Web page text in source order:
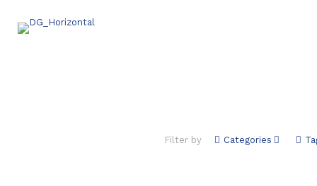
Filter by Categories